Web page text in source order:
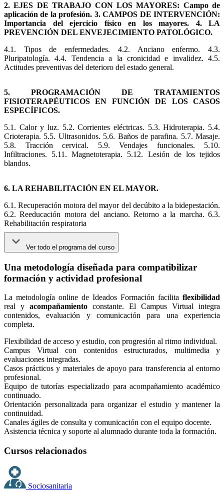
2. EJES DE TRABAJO CON LOS MAYORES: Campo de
aplicación de la profesión. 3. CAMPOS DE INTERVENCIÓN:
Importancia del ejercicio físico en los mayores. 4. LA
PREVENCIÓN DEL ENVEJECIMIENTO PATOLÓGICO.
4.1. Tipos de enfermedades. 4.2. Anciano enfermo. 4.3.
Pluripatología. 4.4. Tendencia a la cronicidad e invalidez. 4.5.
Actitudes preventivas del deterioro del estado general.
5. PROGRAMACIÓN DE TRATAMIENTOS
FISIOTERAPÉUTICOS EN FUNCIÓN DE LOS CASOS
ESPECÍFICOS.
5.1. Calor y luz. 5.2. Corrientes eléctricas. 5.3. Hidroterapia. 5.4.
Crioterapia. 5.5. Ultrasonidos. 5.6. Baños de parafina. 5.7. Masaje.
5.8. Tracción cervical. 5.9. Vendajes funcionales. 5.10.
Infiltraciones. 5.11. Magnetoterapia. 5.12. Lesión de los tejidos
blandos.
6. LA REHABILITACIÓN EN EL MAYOR.
6.1. Recuperación motora del mayor del decúbito a la bidepestación.
6.2. Reeducación motora del anciano. Retorno a la marcha. 6.3.
Rehabilitación respiratoria
Ver todo el programa del curso
Una metodología diseñada para compatibilizar
formación y actividad profesional
La metodología online de Ideados Formación facilita flexibilidad
real y acompañamiento constante. El Campus Virtual integra
contenidos, evaluación y comunicación para una experiencia
completa.
Flexibilidad de acceso y estudio, con progresión al ritmo individual.
Campus Virtual con contenidos estructurados, multimedia y
evaluaciones integradas.
Casos prácticos y materiales de apoyo para transferencia al entorno
profesional.
Equipo de tutorías especializado para acompañamiento académico
continuado.
Orientación personalizada para organizar el estudio y mantener la
continuidad.
Canales ágiles de consulta y comunicación con el equipo docente.
Asistencia técnica y soporte al alumnado durante toda la formación.
Cursos relacionados
Sociosanitaria